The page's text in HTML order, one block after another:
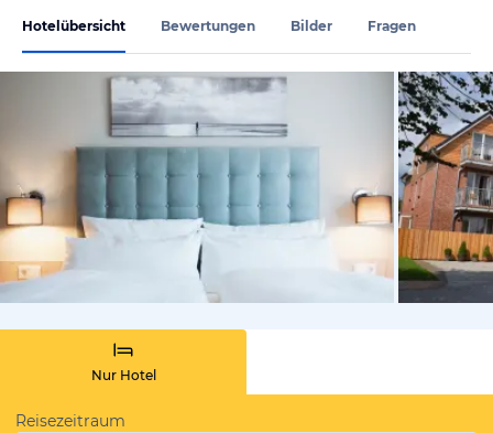
Hotelübersicht Bewertungen Bilder Fragen
vom
Nur Hotel
Reisezeitraum